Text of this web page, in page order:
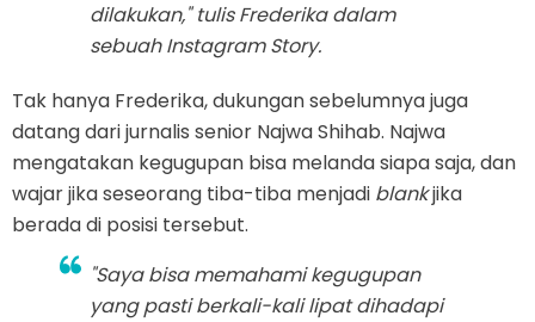
dilakukan," tulis Frederika dalam
sebuah Instagram Story.
Tak hanya Frederika, dukungan sebelumnya juga
datang dari jurnalis senior Najwa Shihab. Najwa
mengatakan kegugupan bisa melanda siapa saja, dan
wajar jika seseorang tiba-tiba menjadi blankjika
berada di posisi tersebut.
"Saya bisa memahami kegugupan
yang pasti berkali-kali lipat dihadapi